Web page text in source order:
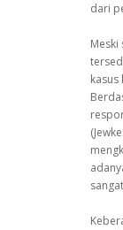
dari
Meski
kasus